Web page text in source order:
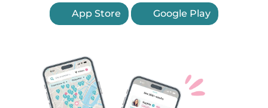
App Store Google Play